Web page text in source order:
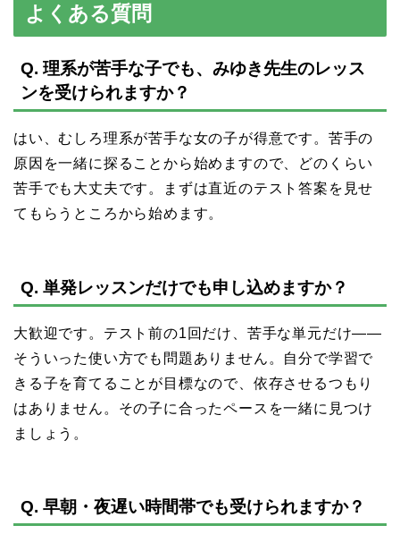
よくある質問
Q. 理系が苦手な子でも、みゆき先生のレッス
ンを受けられますか？
はい、むしろ理系が苦手な女の子が得意です。苦手の
原因を一緒に探ることから始めますので、どのくらい
苦手でも大丈夫です。まずは直近のテスト答案を見せ
てもらうところから始めます。
Q. 単発レッスンだけでも申し込めますか？
大歓迎です。テスト前の1回だけ、苦手な単元だけ——
そういった使い方でも問題ありません。自分で学習で
きる子を育てることが目標なので、依存させるつもり
はありません。その子に合ったペースを一緒に見つけ
ましょう。
Q. 早朝・夜遅い時間帯でも受けられますか？